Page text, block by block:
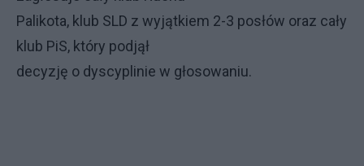
Palikota, klub SLD z wyjątkiem 2-3 posłów oraz cały
klub PiS, który podjął
decyzję o dyscyplinie w głosowaniu.